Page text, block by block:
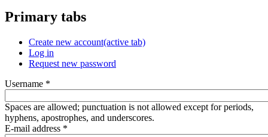
Primary tabs
Create new account(active tab)
Log in
Request new password
Username *
Spaces are allowed; punctuation is not allowed except for periods,
hyphens, apostrophes, and underscores.
E-mail address *